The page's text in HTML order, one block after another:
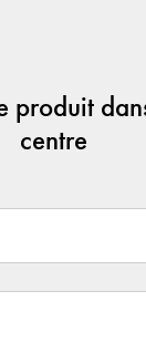
produit
centre